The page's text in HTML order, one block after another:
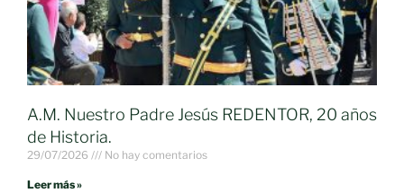
A.M. Nuestro Padre Jesús REDENTOR, 20 años
de Historia.
29/07/2026 No hay comentarios
Leer más »